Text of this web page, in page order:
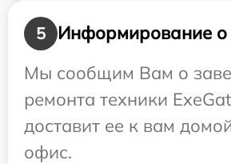
5
Информирование о
Мы сообщим Вам о
ремонта техники
доставит ее к вам
офис.